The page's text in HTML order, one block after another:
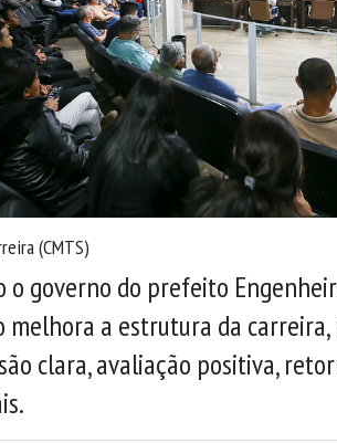
(CMTS)
o governo do prefeito
melhora a estrutura da carreira,
clara, avaliação positiva,